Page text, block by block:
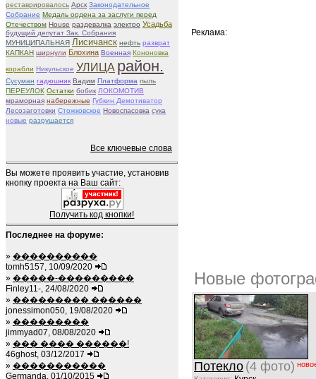
реставрировалось Арск Законодательное
Собрание Медаль ордена за заслуги перед
Отечеством House раздевалка электро Усадьба
будущий депутат Зак. Собрания
МУНИЦИПАЛЬНАЯ Лисичанск нефть разврат
КАПКАН ширнули Блохина Военная Кононовка
корабли Никульское УЛИЦА район.
Сусуман гадюшник Вадим Платформа пыль
ПЕРЕУЛОК Остатки бобик ЛОКОМОТИВ
мраморная набережные Губкин Демотиватор
Лесозаготовки Стожковское Новоспасовка сука
новые разрушается
Все ключевые слова
Вы можете проявить участие, установив
кнопку проекта на Ваш сайт:
Получить код кнопки!
Последнее на форуме:
» ����������
tomh5157, 10/09/2020
» �����-���������
Finley11-, 24/08/2020
» ��������� ������
jonessimon050, 19/08/2020
» ���������
jimmyad07, 08/08/2020
» ��� ���� ������!
46ghost, 03/12/2017
» �����������
Germanda, 01/10/2015
Реклама:
Новые
Потекло (4 фото)